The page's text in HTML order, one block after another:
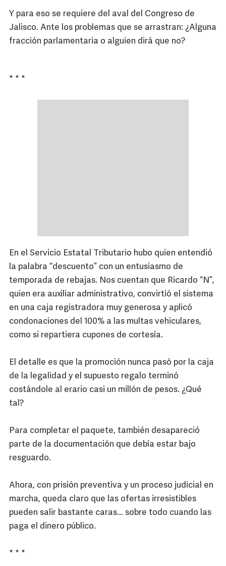
Y para eso se requiere del aval del Congreso de
Jalisco. Ante los problemas que se arrastran: ¿Alguna
fracción parlamentaria o alguien dirá que no?
* * *
En el Servicio Estatal Tributario hubo quien entendió
la palabra “descuento” con un entusiasmo de
temporada de rebajas. Nos cuentan que Ricardo “N”,
quien era auxiliar administrativo, convirtió el sistema
en una caja registradora muy generosa y aplicó
condonaciones del 100% a las multas vehiculares,
como si repartiera cupones de cortesía.
El detalle es que la promoción nunca pasó por la caja
de la legalidad y el supuesto regalo terminó
costándole al erario casi un millón de pesos. ¿Qué
tal?
Para completar el paquete, también desapareció
parte de la documentación que debía estar bajo
resguardo.
Ahora, con prisión preventiva y un proceso judicial en
marcha, queda claro que las ofertas irresistibles
pueden salir bastante caras... sobre todo cuando las
paga el dinero público.
* * *